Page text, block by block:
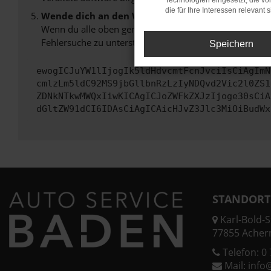
Wende dich an den Webseitenbetreiber.
Wenn du alle oben genannten Schritte versucht hast,
Fehlersuche zu unterstützen:
Karl-Bold-
77855
Telefon: 0
Mail:
die für Ihre Interessen relevant
Speichern